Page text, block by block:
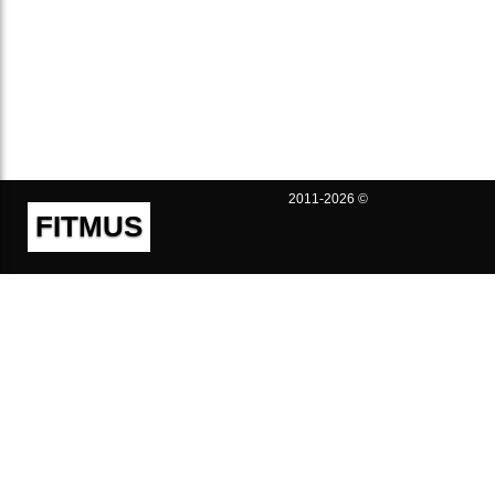
FITMUS
2011-2026 ©